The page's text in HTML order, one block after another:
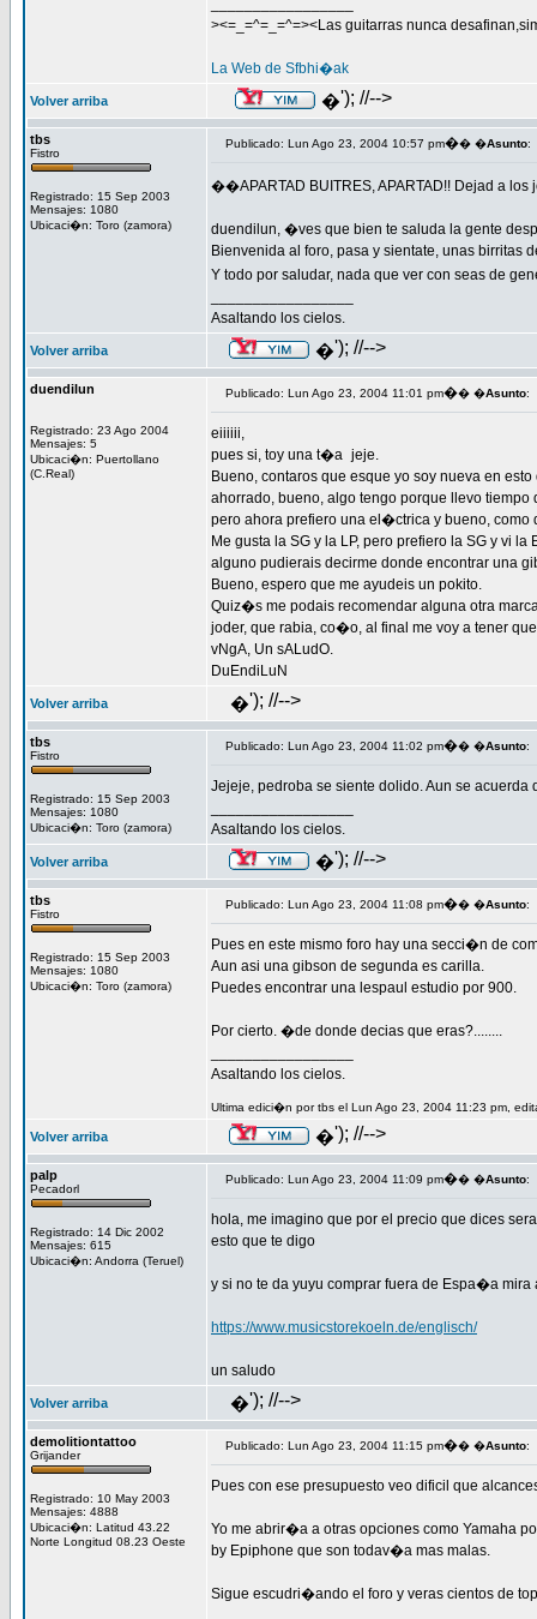
><=_=^=_=^=><Las guitarras nunca
La Web de Sfbhi�ak
Volver arriba �'); //-->
tbs
Fistro
Registrado: 15 Sep 2003
Mensajes: 1080
Ubicaci�n: Toro (zamora)
Publicado: Lun Ago 23, 2004 10:57 pm�� �Asunto:
��APARTAD BUITRES, APARTAD!! Dejad a
duendilun, �ves que bien te saluda la gente
Bienvenida al foro, pasa y sientate, unas birritas
Y todo por saludar, nada que ver con seas de
Asaltando los cielos.
Volver arriba �'); //-->
duendilun
Registrado: 23 Ago 2004
Mensajes: 5
Ubicaci�n: Puertollano
(C.Real)
Publicado: Lun Ago 23, 2004 11:01 pm�� �Asunto:
eiiiiii,
pues si, toy una t�a jeje.
Bueno, contaros que esque yo soy nueva en
ahorrado, bueno, algo tengo porque llevo
pero ahora prefiero una el�ctrica y bueno, como
Me gusta la SG y la LP, pero prefiero la SG y vi
alguno pudierais decirme donde encontrar una
Bueno, espero que me ayudeis un pokito.
Quiz�s me podais recomendar alguna otra
joder, que rabia, co�o, al final me voy a tener
vNgA, Un sALudO.
DuEndiLuN
Volver arriba �'); //-->
tbs
Fistro
Registrado: 15 Sep 2003
Mensajes: 1080
Ubicaci�n: Toro (zamora)
Publicado: Lun Ago 23, 2004 11:02 pm�� �Asunto:
Jejeje, pedroba se siente dolido. Aun se acuerda
Asaltando los cielos.
Volver arriba �'); //-->
tbs
Fistro
Registrado: 15 Sep 2003
Mensajes: 1080
Ubicaci�n: Toro (zamora)
Publicado: Lun Ago 23, 2004 11:08 pm�� �Asunto:
Pues en este mismo foro hay una secci�n de
Aun asi una gibson de segunda es carilla.
Puedes encontrar una lespaul estudio por 900.
Por cierto. �de donde decias que eras?........
Asaltando los cielos.
Ultima edici�n por tbs el Lun Ago 23, 2004 11:23 pm,
Volver arriba �'); //-->
palp
Pecadorl
Registrado: 14 Dic 2002
Mensajes: 615
Ubicaci�n: Andorra (Teruel)
Publicado: Lun Ago 23, 2004 11:09 pm�� �Asunto:
hola, me imagino que por el precio que dices
esto que te digo
y si no te da yuyu comprar fuera de Espa�a mira
https://www.musicstorekoeln.de/englisch/
un saludo
Volver arriba �'); //-->
demolitiontattoo
Grijander
Registrado: 10 May 2003
Mensajes: 4888
Ubicaci�n: Latitud 43.22
Norte Longitud 08.23 Oeste
Publicado: Lun Ago 23, 2004 11:15 pm�� �Asunto:
Pues con ese presupuesto veo dificil que
Yo me abrir�a a otras opciones como Yamaha
by Epiphone que son todav�a mas malas.
Sigue escudri�ando el foro y veras cientos de